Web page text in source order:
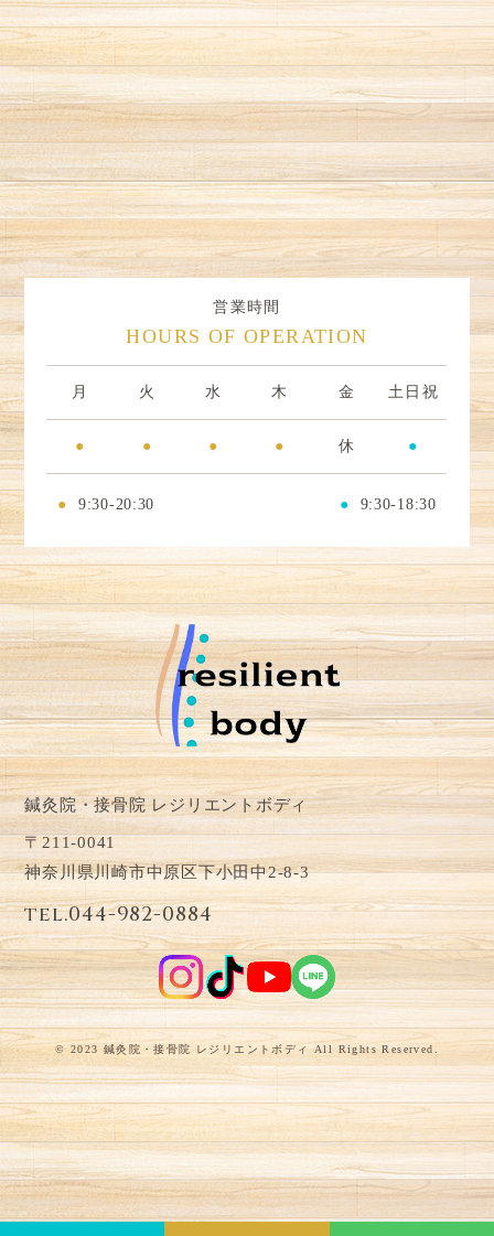
営業時間
HOURS OF OPERATION
月 火 水 木 金 土日祝
● ● ● ● 休 ●
● 9:30-20:30 ● 9:30-18:30
鍼灸院・接骨院 レジリエントボディ
〒211-0041
神奈川県川崎市中原区下小田中2-8-3
tel.044-982-0884
© 2023 鍼灸院・接骨院 レジリエントボディ All Rights Reserved.